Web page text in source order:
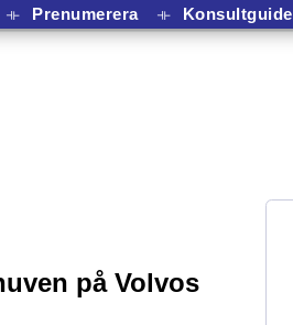
⟛ Prenumerera ⟛ Konsultguide
på Volvos